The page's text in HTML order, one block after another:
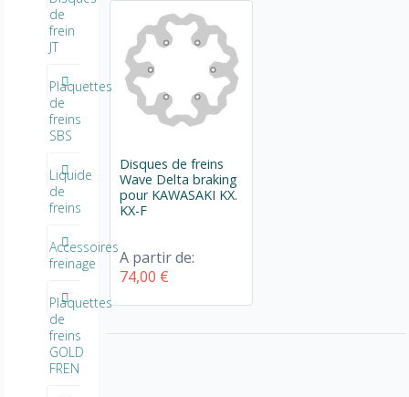
Disques de freins
Wave Delta braking
pour KAWASAKI KX.
KX-F
A partir de:
74,00 €
de
frein
JT
Plaquettes
de
freins
SBS
Liquide
de
freins
Accessoires
freinage
Plaquettes
de
freins
GOLD
FREN